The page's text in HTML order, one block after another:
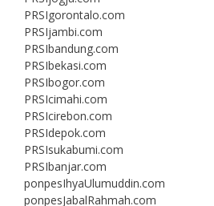
PRSIgorontalo.com
PRSIjambi.com
PRSIbandung.com
PRSIbekasi.com
PRSIbogor.com
PRSIcimahi.com
PRSIcirebon.com
PRSIdepok.com
PRSIsukabumi.com
PRSIbanjar.com
ponpesIhyaUlumuddin.com
ponpesJabalRahmah.com